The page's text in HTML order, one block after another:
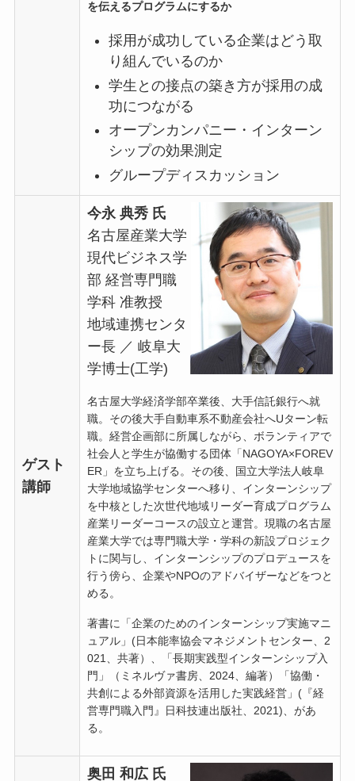
を伝えるプログラムにするか
採用が成功している企業はどう取
り組んでいるのか
学生との接点の築き方が採用の成
功につながる
オープンカンパニー・インターン
シップの効果測定
グループディスカッション
ゲスト
講師
今永 典秀 氏
名古屋産業大学
現代ビジネス学
部 経営専門職
学科 准教授
地域連携センタ
ー長 ／ 岐阜大
学博士(工学)
名古屋大学経済学部卒業後、大手信託銀行へ就
職。その後大手自動車系不動産会社へUターン転
職。経営企画部に所属しながら、ボランティアで
社会人と学生が協働する団体「NAGOYA×FOREV
ER」を立ち上げる。その後、国立大学法人岐阜
大学地域協学センターへ移り、インターンシップ
を中核とした次世代地域リーダー育成プログラム
産業リーダーコースの設立と運営。現職の名古屋
産業大学では専門職大学・学科の新設プロジェク
トに関与し、インターンシップのプロデュースを
行う傍ら、企業やNPOのアドバイザーなどをつと
める。
著書に「企業のためのインターンシップ実施マニ
ュアル」(日本能率協会マネジメントセンター、2
021、共著）、「長期実践型インターンシップ入
門」（ミネルヴァ書房、2024、編著）「協働・
共創による外部資源を活用した実践経営」(『経
営専門職入門』日科技連出版社、2021)、があ
る。
奥田 和広 氏